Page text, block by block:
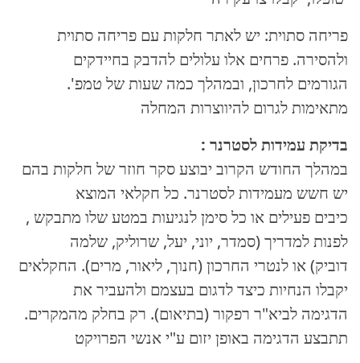
פריחה סתוית: יש לאתר חלקות עם פריחה סתוית
ולהסירה. פרחים אלו עלולים להדבק בחיידקים
.הגורמים לחרכון, ובמהלך כמה שעות של טמפ'
מתאימות לגרום להיווצרות המחלה
: בדיקת עמידות לסטרנר
במהלך החודש הקרוב יבוצע סקר חוזר של חלקות בהם
יש חשש מעמידות לסטרנר. כל חקלאי המוצא
, כיבים פעילים או כל סימן לנגיעות במטע שלו מתבקש
לפנות למדריך (סמדר, יוני, יעל, שרוליק, שלמה
דוביק) או לנטרי החרכון (חנוך, ליאור, מרים). החקלאים
יקבלו הנחיות כיצד לדגום בעצמם ולהעביר את
.הדגימה לביא"ר רפקור (בתיאום). רק בחלק מהמקרים
תתבצע הדגימה באופן יזום ע"י אנשי הפרויקט